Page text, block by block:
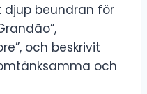
djup beundran för
och beskrivit
och